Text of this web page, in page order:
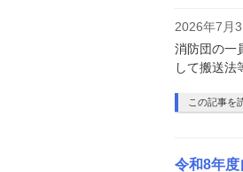
2026年7月
消防団の一
して搬送法
この記事を
令和8年